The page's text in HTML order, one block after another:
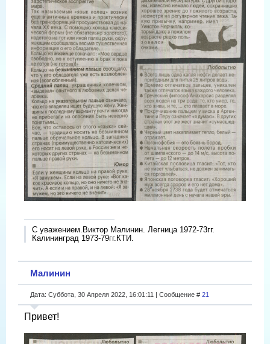
С уважением.Виктор Малинин. Легница 1972-73гг.
Калининград 1973-79гг.КТИ.
Малинин
Дата: Суббота, 30 Апреля 2022, 16:01:11 | Сообщение # 21
Привет!